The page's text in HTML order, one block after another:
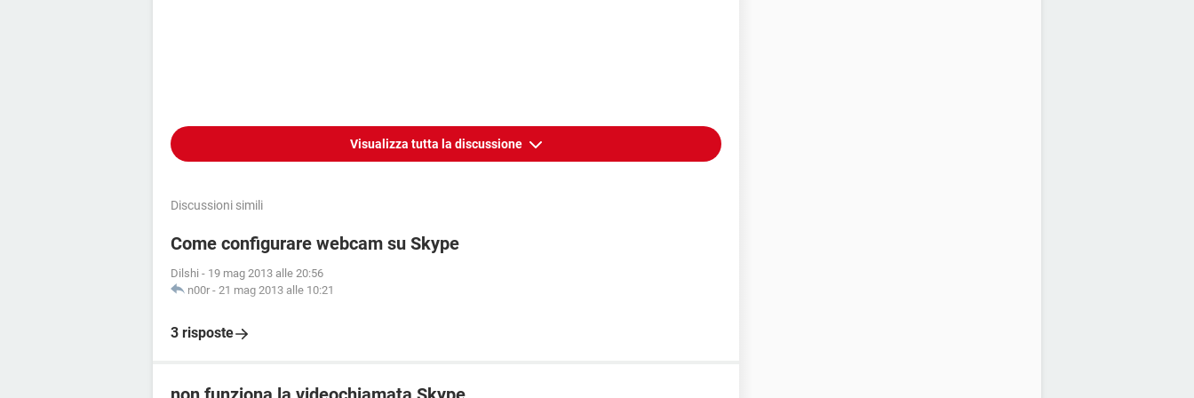
Visualizza tutta la discussione
Discussioni simili
Come configurare webcam su Skype
Dilshi - 19 mag 2013 alle 20:56
n00r - 21 mag 2013 alle 10:21
3 risposte